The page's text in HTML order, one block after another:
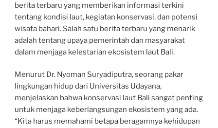
berita terbaru yang memberikan informasi terkini
tentang kondisi laut, kegiatan konservasi, dan potensi
wisata bahari. Salah satu berita terbaru yang menarik
adalah tentang upaya pemerintah dan masyarakat
dalam menjaga kelestarian ekosistem laut Bali.
Menurut Dr. Nyoman Suryadiputra, seorang pakar
lingkungan hidup dari Universitas Udayana,
menjelaskan bahwa konservasi laut Bali sangat penting
untuk menjaga keberlangsungan ekosistem yang ada.
“Kita harus memahami betapa beragamnya kehidupan